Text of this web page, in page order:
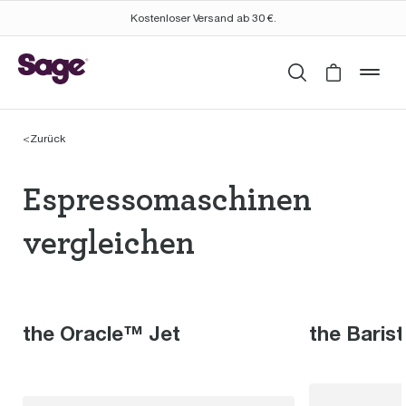
Kostenloser Versand ab 30 €.
SuchenCart is
<Zurück
Espressomaschinen
vergleichen
the Oracle™ Jet the